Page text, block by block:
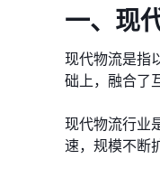
一、现
现代物流是指
础上，融合了
现代物流行业
速，规模不断